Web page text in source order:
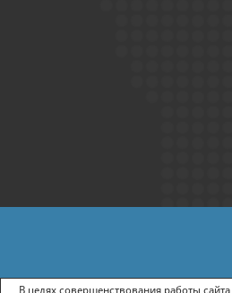
ПОЛИТИКА
В целях совершенствования работы